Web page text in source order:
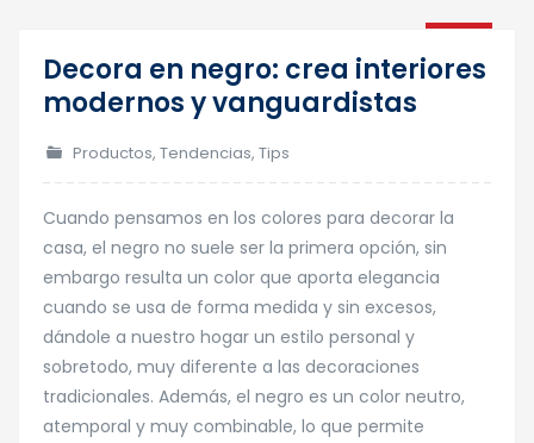
Mar
Decora en negro: crea interiores
modernos y vanguardistas
Productos,Tendencias,Tips
Cuando pensamos en los colores para decorar la
casa, el negro no suele ser la primera opción, sin
embargo resulta un color que aporta elegancia
cuando se usa de forma medida y sin excesos,
dándole a nuestro hogar un estilo personal y
sobretodo, muy diferente a las decoraciones
tradicionales. Además, el negro es un color neutro,
atemporal y muy combinable, lo que permite